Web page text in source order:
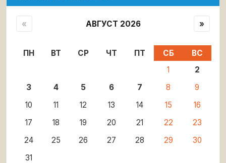
« АВГУСТ 2026 »
ПН ВТ СР ЧТ ПТ СБ
ВС
1
2
3
4 5 6 7 8
9
10
11 12 13 14 15
16
17
18 19 20 21 22
23
24
25 26 27 28 29
30
31